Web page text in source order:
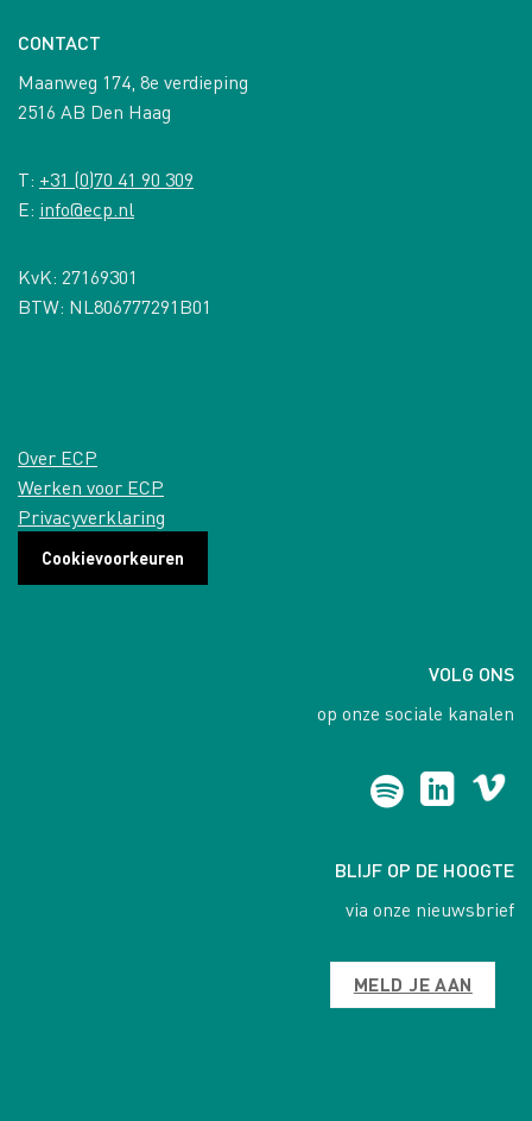
CONTACT
Maanweg 174, 8e verdieping
2516 AB Den Haag
T: +31 (0)70 41 90 309
E: info@ecp.nl
KvK: 27169301
BTW: NL806777291B01
Over ECP
Werken voor ECP
Privacyverklaring
Cookievoorkeuren
VOLG ONS
op onze sociale kanalen
BLIJF OP DE HOOGTE
via onze nieuwsbrief
MELD JE AAN